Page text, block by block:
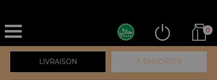
0
LIVRAISON A EMPORTER